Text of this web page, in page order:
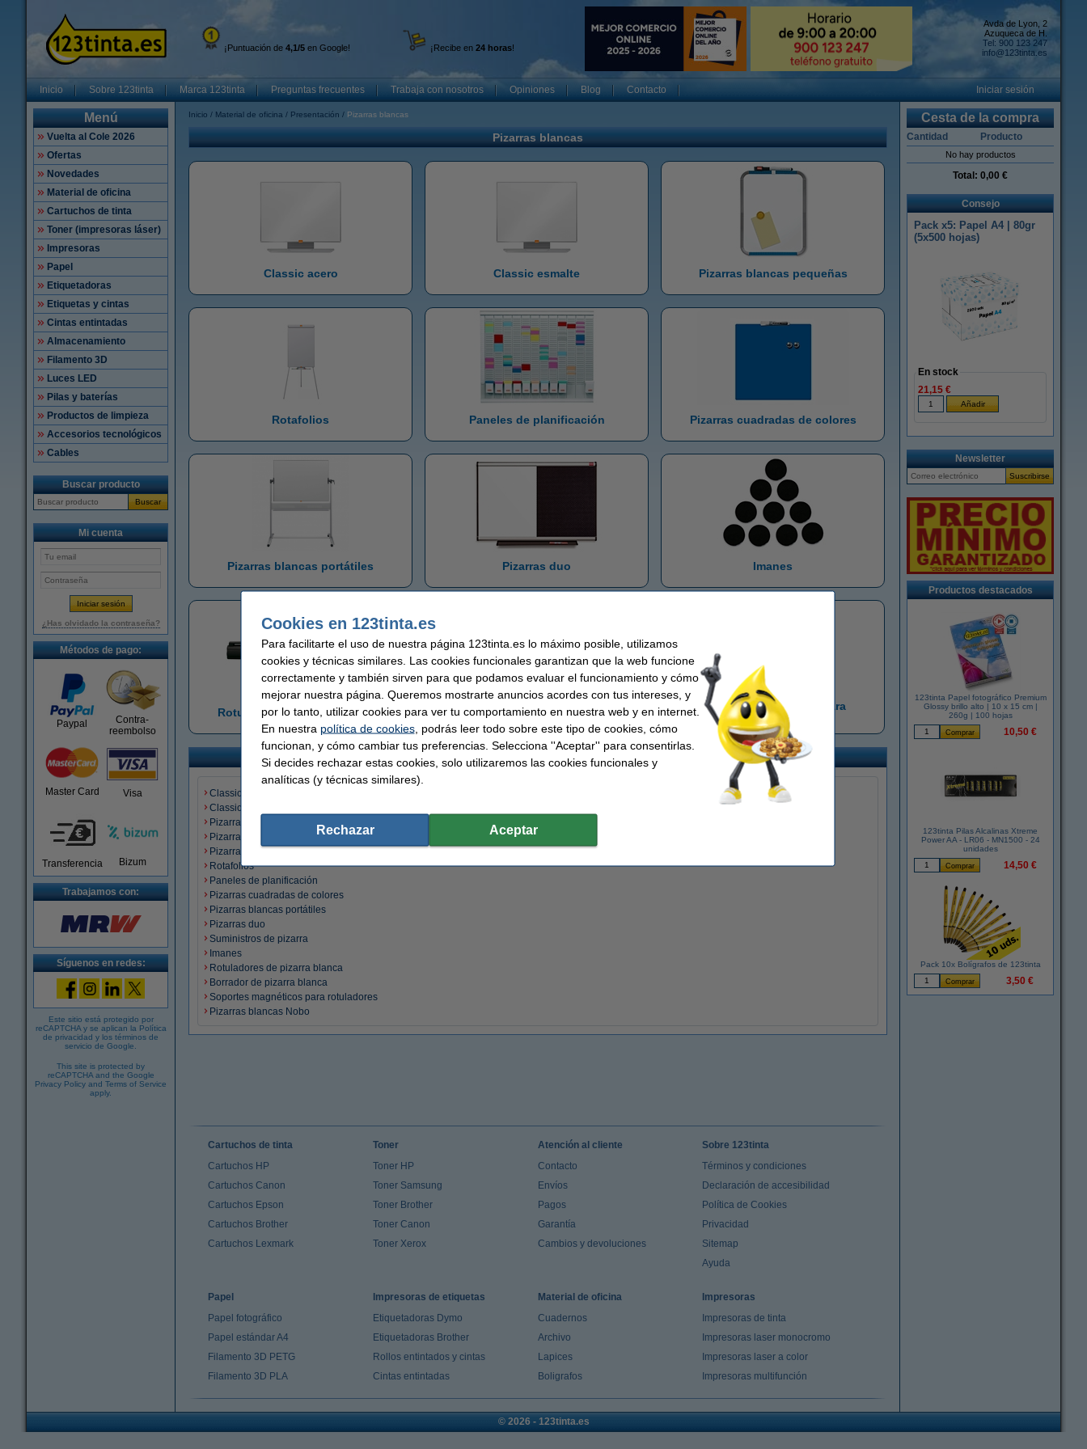
¡Puntuación de 4,1/5 en Google! ¡Recibe en 24 horas!
Avda de Lyon, 2
Azuqueca de H.
Tel: 900 123 247
info@123tinta.es
Inicio Sobre 123tinta Marca 123tinta Preguntas frecuentes Trabaja con nosotros Opiniones Blog Contacto Iniciar sesión
Menú
Vuelta al Cole 2026
Ofertas
Novedades
Material de oficina
Cartuchos de tinta
Toner (impresoras láser)
Impresoras
Papel
Etiquetadoras
Etiquetas y cintas
Cintas entintadas
Almacenamiento
Filamento 3D
Luces LED
Pilas y baterías
Productos de limpieza
Accesorios tecnológicos
Cables
Buscar producto
Buscar
Mi cuenta
¿Has olvidado la contraseña?
Métodos de pago:
Paypal
Contra-
reembolso
Master Card Visa
Transferencia Bizum
Trabajamos con:
Síguenos en redes:
Este sitio está protegido por
reCAPTCHA y se aplican la Política
de privacidad y los términos de
servicio de Google
This site is protected by
reCAPTCHA and the Google
Privacy Policy and Terms of Service
apply.
Inicio Material de oficina Presentación Pizarras blancas
Pizarras blancas
Classic acero Classic esmalte Pizarras blancas pequeñas
Rotafolios Paneles de planificación Pizarras cuadradas de colores
Pizarras blancas portátiles Pizarras duo Imanes
Rotuladores de pizarra blanca Borrador de pizarra blanca
Soportes magnéticos para
rotuladores
Pizarras blancas
Classic acero
Classic esmalte
Pizarras de cristal
Pizarra blanca sin bordes
Pizarras blancas pequeñas
Rotafolios
Paneles de planificación
Pizarras cuadradas de colores
Pizarras blancas portátiles
Pizarras duo
Suministros de pizarra
Imanes
Rotuladores de pizarra blanca
Borrador de pizarra blanca
Soportes magnéticos para rotuladores
Pizarras blancas Nobo
Cesta de la compra
Cantidad Producto
No hay productos
Total: 0,00 €
Consejo
Pack x5: Papel A4 | 80gr
(5x500 hojas)
En stock
21,15 €
Newsletter
Productos destacados
123tinta Papel fotográfico Premium
Glossy brillo alto | 10 x 15 cm |
260g | 100 hojas
10,50 €
123tinta Pilas Alcalinas Xtreme
Power AA - LR06 - MN1500 - 24
unidades
14,50 €
Pack 10x Bolígrafos de 123tinta
3,50 €
Cartuchos de tinta
Cartuchos HP
Cartuchos Canon
Cartuchos Epson
Cartuchos Brother
Cartuchos Lexmark
Toner
Toner HP
Toner Samsung
Toner Brother
Toner Canon
Toner Xerox
Atención al cliente
Contacto
Envíos
Pagos
Garantía
Cambios y devoluciones
Sobre 123tinta
Términos y condiciones
Declaración de accesibilidad
Política de Cookies
Privacidad
Sitemap
Ayuda
Papel
Papel fotográfico
Papel estándar A4
Filamento 3D PETG
Filamento 3D PLA
Impresoras de etiquetas
Etiquetadoras Dymo
Etiquetadoras Brother
Rollos entintados y cintas
Cintas entintadas
Material de oficina
Cuadernos
Archivo
Lapices
Boligrafos
Impresoras
Impresoras de tinta
Impresoras laser monocromo
Impresoras laser a color
Impresoras multifunción
© 2026 - 123tinta.es
Cookies en 123tinta.es
Para facilitarte el uso de nuestra página 123tinta.es lo máximo posible, utilizamos
cookies y técnicas similares. Las cookies funcionales garantizan que la web funcione
correctamente y también sirven para que podamos evaluar el funcionamiento y cómo
mejorar nuestra página. Queremos mostrarte anuncios acordes con tus intereses, y
por lo tanto, utilizar cookies para ver tu comportamiento en nuestra web y en internet.
En nuestra política de cookies, podrás leer todo sobre este tipo de cookies, cómo
funcionan, y cómo cambiar tus preferencias. Selecciona ''Aceptar'' para consentirlas.
Si decides rechazar estas cookies, solo utilizaremos las cookies funcionales y
analíticas (y técnicas similares).
Rechazar Aceptar